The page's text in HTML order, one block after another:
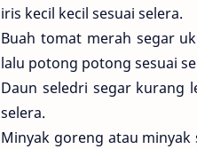
iris kecil kecil sesuai selera.
Buah tomat merah segar
lalu potong potong sesuai
Daun seledri segar kurang
selera.
Minyak goreng atau minyak